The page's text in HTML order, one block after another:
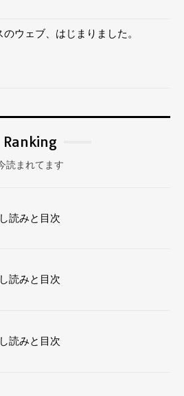
のウェブ、はじまりました。
Ranking
読まれてます
読みと目次
読みと目次
読みと目次